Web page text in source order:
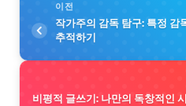
이전
작가주의 감독 탐구: 특정 감
추적하기
비평적 글쓰기: 나만의 독창적인